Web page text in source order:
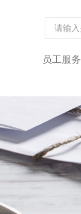
员工服务